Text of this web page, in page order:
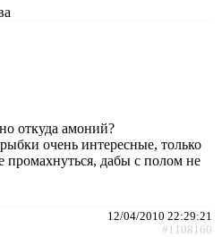
откуда амоний?
очень интересные, только
промахнуться, дабы с полом не
12/04/2010 22:29:21
#1108160